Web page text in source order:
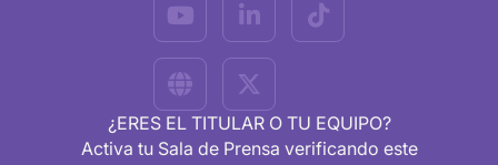
¿ERES EL TITULAR O TU EQUIPO?
Activa tu Sala de Prensa verificando este